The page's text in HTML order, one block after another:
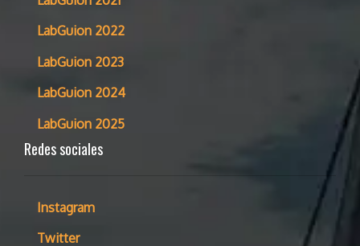
LabGuion 2022
LabGuion 2023
LabGuion 2024
LabGuion 2025
Redes sociales
Instagram
Twitter